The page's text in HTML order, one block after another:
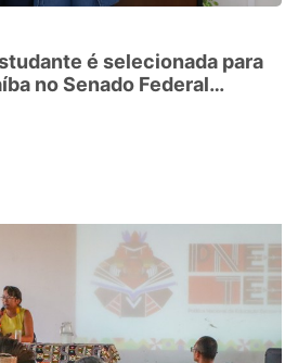
é selecionada para
no Senado Federal